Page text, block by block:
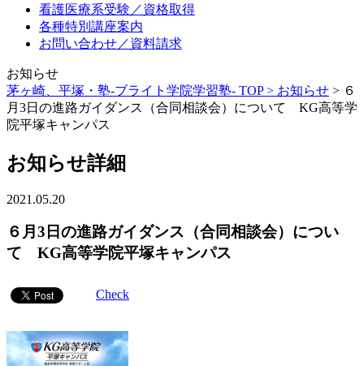
看護医療系受験／資格取得
各種特別講座案内
お問い合わせ／資料請求
お知らせ
茅ヶ崎、平塚・塾-ブライト学院学習塾- TOP > お知らせ > ６
月3日の進路ガイダンス（合同相談会）について KG高等学
院平塚キャンパス
お知らせ詳細
2021.05.20
６月3日の進路ガイダンス（合同相談会）につい
て KG高等学院平塚キャンパス
Check